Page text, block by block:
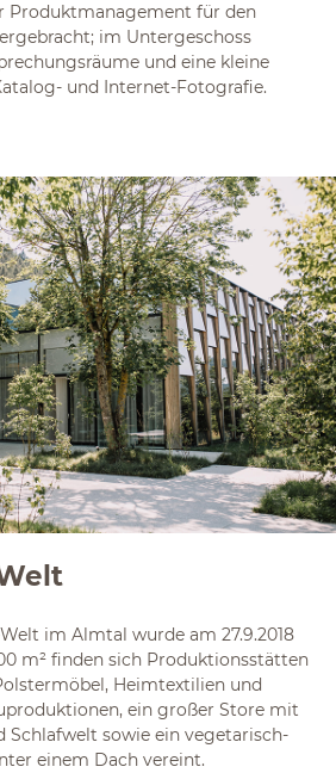
Produktmanagement für den
im Untergeschoss
und eine kleine
und Internet-Fotografie.
im Almtal wurde am 27.9.2018
m² finden sich Produktionsstätten
Heimtextilien und
ein großer Store mit
Schlafwelt sowie ein vegetarisch-
einem Dach vereint.